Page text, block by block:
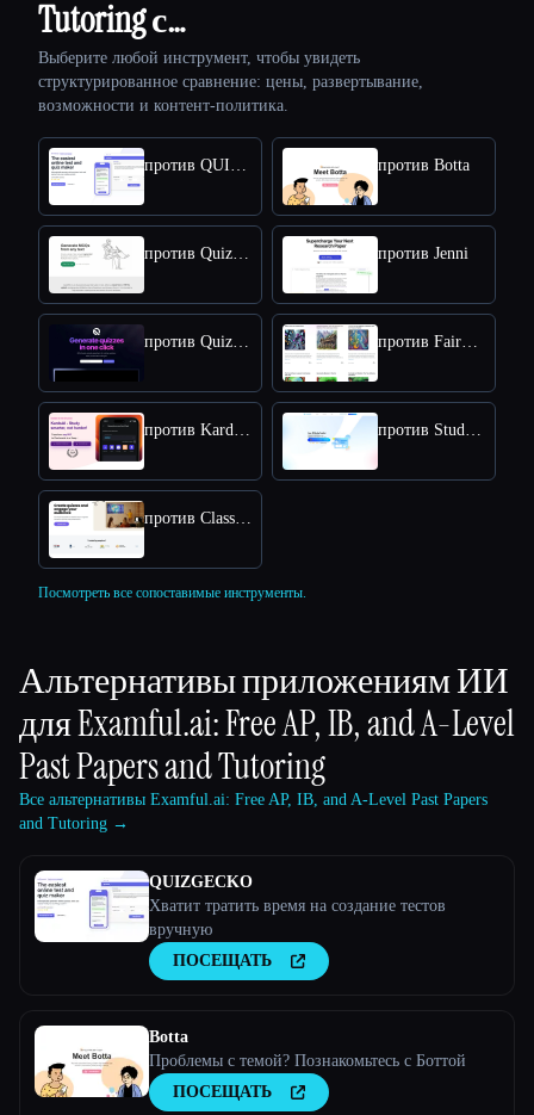
Tutoring с…
Выберите любой инструмент, чтобы увидеть
структурированное сравнение: цены, развертывание,
возможности и контент-политика.
против QUIZGECKO против Botta
против Quizwhiz против Jenni
против QuizRise против FairyTailAI
против KardsAI - AI Flashcard Maker против StudyGPT
против Classicquiz com
Посмотреть все сопоставимые инструменты.
Альтернативы приложениям ИИ
дляExamful.ai: Free AP, IB, and A-Level
Past Papers and Tutoring
Все альтернативы Examful.ai: Free AP, IB, and A-Level Past Papers
and Tutoring →
QUIZGECKO
Хватит тратить время на создание тестов
вручную
ПОСЕЩАТЬ
Botta
Проблемы с темой? Познакомьтесь с Боттой
ПОСЕЩАТЬ